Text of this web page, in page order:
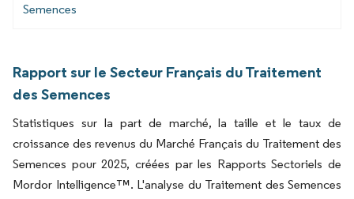
Semences
Rapport sur le Secteur Français du Traitement
des Semences
Statistiques sur la part de marché, la taille et le taux de
croissance des revenus du Marché Français du Traitement des
Semences pour 2025, créées par les Rapports Sectoriels de
Mordor Intelligence™. L'analyse du Traitement des Semences